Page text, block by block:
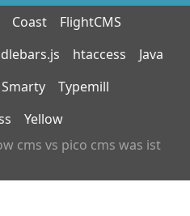
Coast
FlightCMS
htaccess
Java
Smarty
Typemill
Yellow
cms vs pico cms was ist